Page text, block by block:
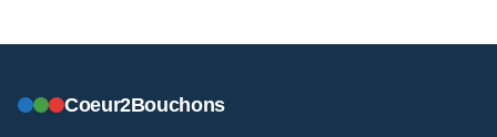
Coeur2Bouchons